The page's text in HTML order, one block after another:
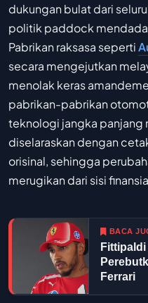
dukungan bulat dari
politik paddock
Pabrikan raksasa seperti
secara mengejutkan
menolak keras
pabrikan-pabrikan
teknologi jangka panjang
diselaraskan dengan
orisinal, sehingga
merugikan dari sisi
BACA
Ferrari